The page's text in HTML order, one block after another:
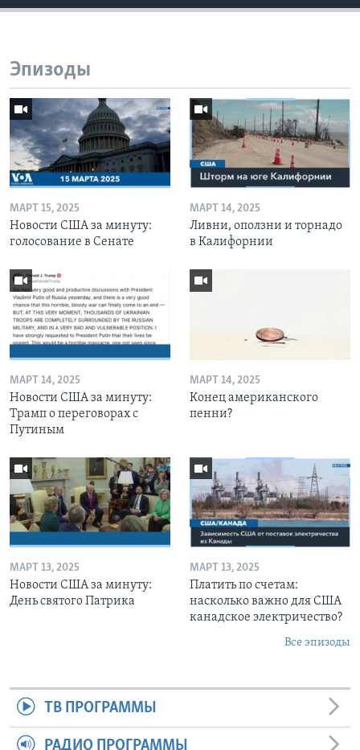
Эпизоды
МАРТ 15, 2025
Новости США за минуту:
голосование в Сенате
МАРТ 14, 2025
Ливни, оползни и торнадо
в Калифорнии
МАРТ 14, 2025
Новости США за минуту:
Трамп о переговорах с
Путиным
МАРТ 14, 2025
Конец американского
пенни?
МАРТ 13, 2025
Новости США за минуту:
День святого Патрика
МАРТ 13, 2025
Платить по счетам:
насколько важно для США
канадское электричество?
Все эпизоды
ТВ ПРОГРАММЫ
РАДИО ПРОГРАММЫ